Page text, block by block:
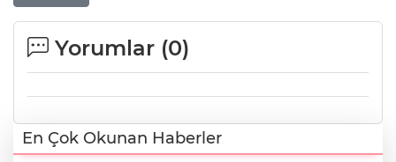
Yorumlar (0)
En Çok Okunan Haberler